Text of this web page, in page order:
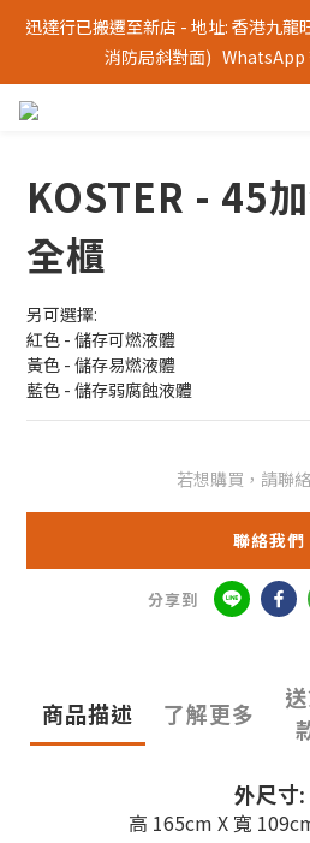
迅達行已搬遷至新店 - 地址: 香港九龍
消防局斜對面)   WhatsApp
KOSTER - 45
全櫃
另可選擇:
紅色 - 儲存可燃液體
黃色 - 儲存易燃液體
藍色 - 儲存弱腐蝕液體
若想購買，請聯
聯絡我們
分享到
商品描述 了解更多
外尺寸:
高 165cm X 寬